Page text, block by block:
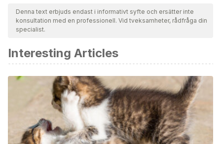
för att säkerställa deras kvalitet, tillförlitlighet, aktualitet och
giltighet. Bibliografin för denna artikel ansågs vara tillförlitlig
Jack, C., Lucky, A., & Ellis, J. (2015). Giant honey bee
dorsata fabricius(Insecta: Hymenoptera: Apidae).
University of Florida. Recuperado el 29 de enero de 2023,
disponible en: https://edis.ifas.ufl.edu/publication/IN1119
Kastberger, G., Schmelzer, E., & Kranner, I. (2008). Social
waves in giant honeybees repel hornets.PloS one, 3(9),
e3141.
Denna text erbjuds endast i informativt syfte och ersätter inte
konsultation med en professionell. Vid tveksamheter, rådfråga din
specialist.
Interesting Articles